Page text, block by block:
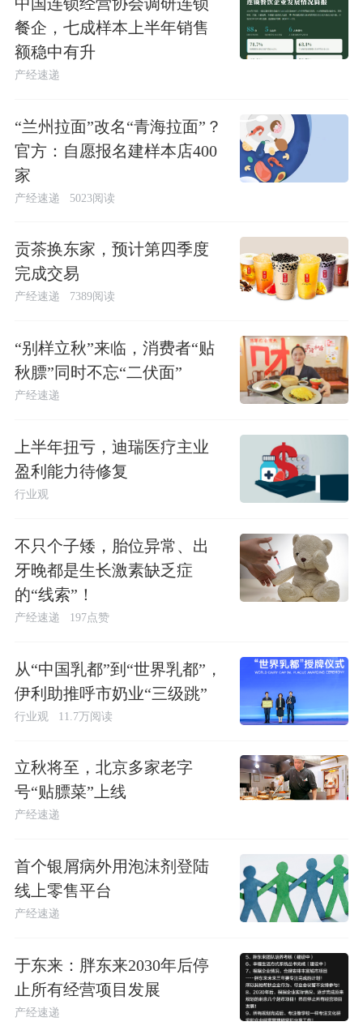
餐企，七成样本上半年销售
额稳中有升
产经速递
“兰州拉面”改名“青海拉面”？
官方：自愿报名建样本店400
家
产经速递 5023阅读
贡茶换东家，预计第四季度
完成交易
产经速递 7389阅读
“别样立秋”来临，消费者“贴
秋膘”同时不忘“二伏面”
产经速递
上半年扭亏，迪瑞医疗主业
盈利能力待修复
行业观
不只个子矮，胎位异常、出
牙晚都是生长激素缺乏症
的“线索”！
产经速递 197点赞
从“中国乳都”到“世界乳都”，
伊利助推呼市奶业“三级跳”
行业观 11.7万阅读
立秋将至，北京多家老字
号“贴膘菜”上线
产经速递
首个银屑病外用泡沫剂登陆
线上零售平台
产经速递
于东来：胖东来2030年后停
止所有经营项目发展
产经速递